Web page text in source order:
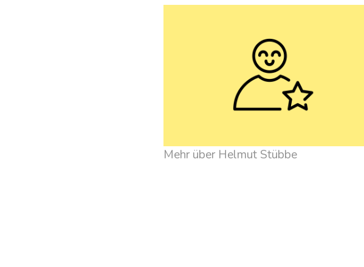
Mehr über Helmut Stübbe